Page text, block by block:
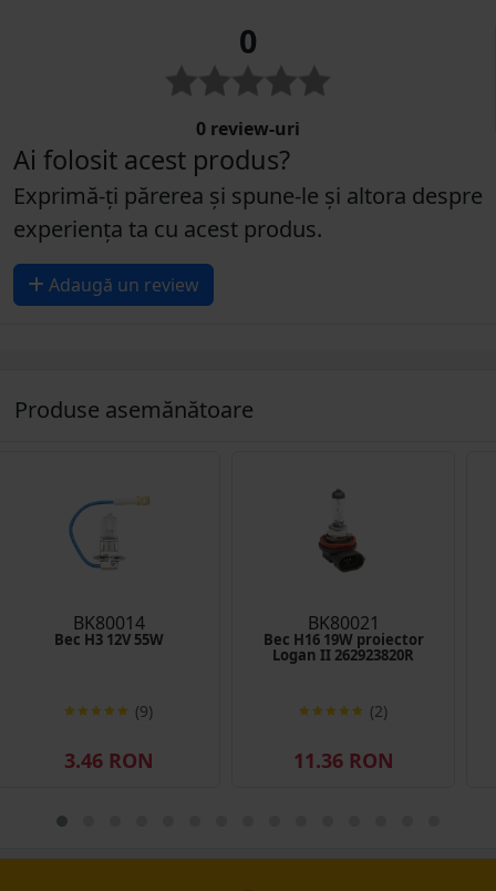
0
0 review-uri
Ai folosit acest produs?
Exprimă-ți părerea și spune-le și altora despre
experiența ta cu acest produs.
Adaugă un review
Produse asemănătoare
BK80014
Bec H3 12V 55W
(9)
3.46 RON
BK80021
Bec H16 19W proiector
Logan II 262923820R
(2)
11.36 RON